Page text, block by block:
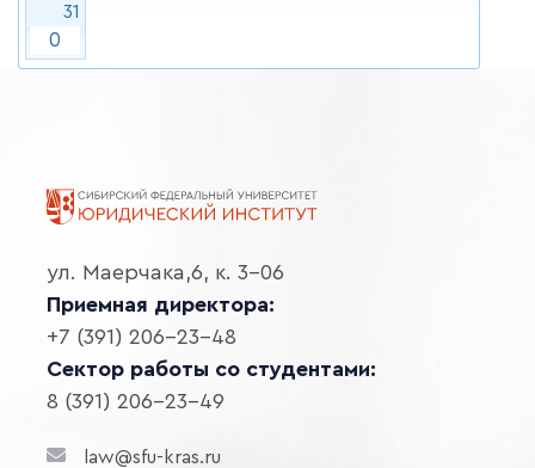
31
0
ул. Маерчака,6, к. 3-06
Приемная директора:
+7 (391) 206-23-48
Сектор работы со студентами:
8 (391) 206-23-49
law@sfu-kras.ru